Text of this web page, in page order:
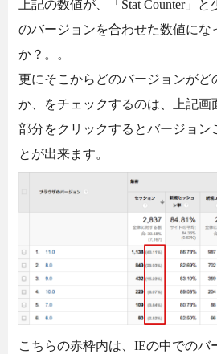
上記の数値が、「Stat Counter」
のバージョンを合わせた数値にな
か？。。
更にそこからどのバージョンがど
か、をチェックするのは、上記画
部分をクリックするとバージョン
とが出来ます。
こちらの赤枠内は、IEの中でのバ